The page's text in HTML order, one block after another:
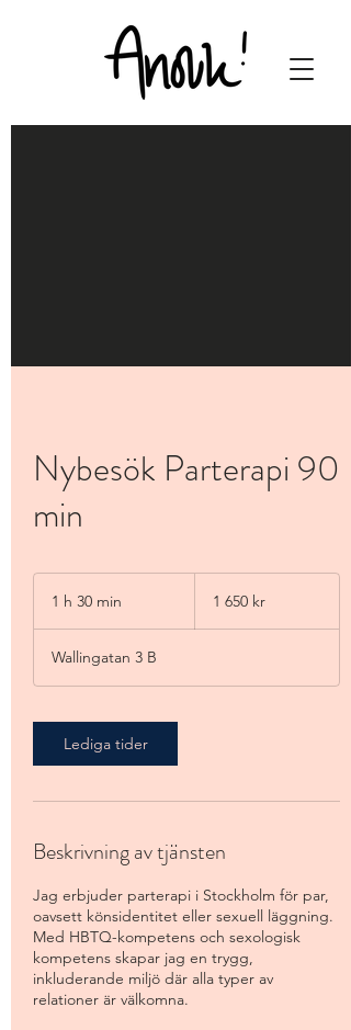
Nybesök Parterapi 90
min
1 h 30 min
m
i
kronor1 650 kr
Wallingatan 3 B
Lediga tider
Beskrivning av tjänsten
Jag erbjuder parterapi i Stockholm för par,
oavsett könsidentitet eller sexuell läggning.
Med HBTQ-kompetens och sexologisk
kompetens skapar jag en trygg,
inkluderande miljö där alla typer av
relationer är välkomna.